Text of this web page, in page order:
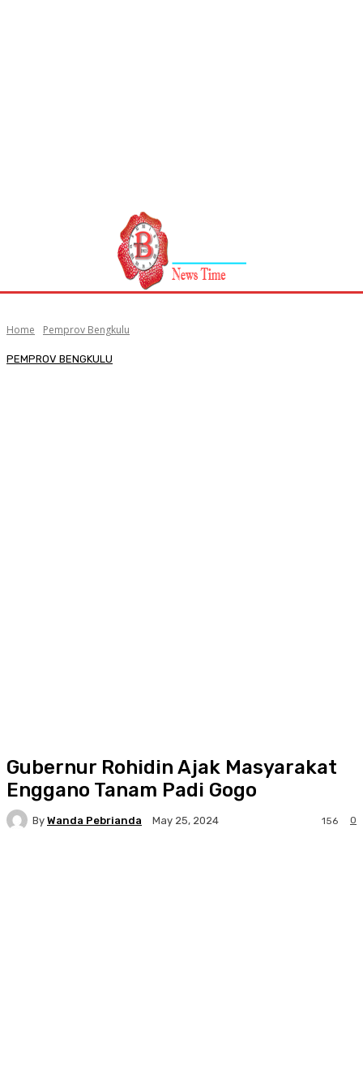
Home Pemprov Bengkulu
PEMPROV BENGKULU
Gubernur Rohidin Ajak Masyarakat
Enggano Tanam Padi Gogo
By Wanda Pebrianda May 25, 2024 0
156